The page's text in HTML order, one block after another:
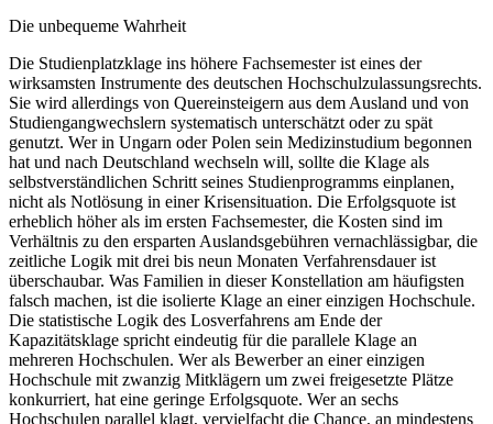
Die unbequeme Wahrheit
Die Studienplatzklage ins höhere Fachsemester ist eines der
wirksamsten Instrumente des deutschen Hochschulzulassungsrechts.
Sie wird allerdings von Quereinsteigern aus dem Ausland und von
Studiengangwechslern systematisch unterschätzt oder zu spät
genutzt. Wer in Ungarn oder Polen sein Medizinstudium begonnen
hat und nach Deutschland wechseln will, sollte die Klage als
selbstverständlichen Schritt seines Studienprogramms einplanen,
nicht als Notlösung in einer Krisensituation. Die Erfolgsquote ist
erheblich höher als im ersten Fachsemester, die Kosten sind im
Verhältnis zu den ersparten Auslandsgebühren vernachlässigbar, die
zeitliche Logik mit drei bis neun Monaten Verfahrensdauer ist
überschaubar. Was Familien in dieser Konstellation am häufigsten
falsch machen, ist die isolierte Klage an einer einzigen Hochschule.
Die statistische Logik des Losverfahrens am Ende der
Kapazitätsklage spricht eindeutig für die parallele Klage an
mehreren Hochschulen. Wer als Bewerber an einer einzigen
Hochschule mit zwanzig Mitklägern um zwei freigesetzte Plätze
konkurriert, hat eine geringe Erfolgsquote. Wer an sechs
Hochschulen parallel klagt, vervielfacht die Chance, an mindestens